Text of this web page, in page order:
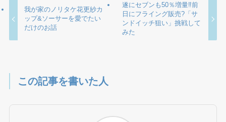
我が家のノリタケ花更紗カ
ップ&ソーサーを愛でたい
だけのお話
遂にセブンも50％増量‼前
日にフライング販売?「サ
ンドイッチ狙い」挑戦して
みた
この記事を書いた人